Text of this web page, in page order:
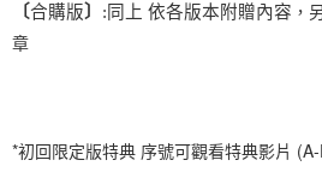
３．未成年的使用者請事先徵得法定代理人
５．嚴禁一人註冊多個帳號或使用他人資訊註
付款後門市自取
北美國家/地區配送
〔合購版〕 : 同上 依各版本附贈內容 ，
章
*初回限定版特典 序號可觀看特典影片